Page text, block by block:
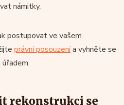
námitky.
postupovat ve vašem
právní posouzenía vyhněte se
rekonstrukci se